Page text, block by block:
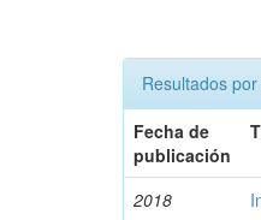
Resultados
Fecha de
publicación
2018